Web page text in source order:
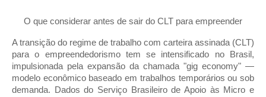
O que considerar antes de sair do CLT para empreender
A transição do regime de trabalho com carteira assinada (CLT)
para o empreendedorismo tem se intensificado no Brasil,
impulsionada pela expansão da chamada "gig economy" —
modelo econômico baseado em trabalhos temporários ou sob
demanda. Dados do Serviço Brasileiro de Apoio às Micro e